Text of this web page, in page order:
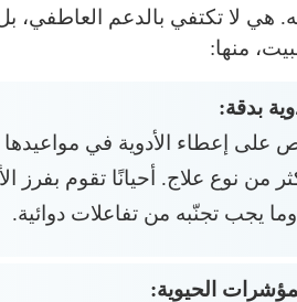
هي لا تكتفي بالدعم
منها:
بدقة:
على إعطاء الأدوية في
من نوع علاج. أحيانًا تقوم
وما يجب تجنّبه من تفاعلات دوائية.
الحيوية: